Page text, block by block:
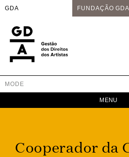
GDA FUNDAÇÃO GDA
content
GDA
Juntos no mesmo palco
MODE
Cooperador da